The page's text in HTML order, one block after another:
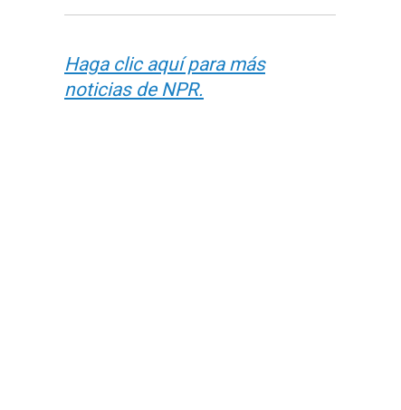
Haga clic aquí para más
noticias de NPR.